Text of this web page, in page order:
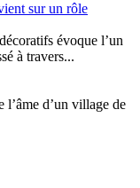
sur un rôle
évoque l’un
à travers...